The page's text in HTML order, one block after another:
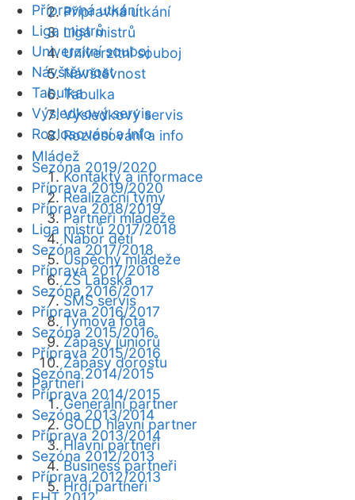
Přípravná utkání
Liga mistrů
Univerzitní souboj
Návštěvnost
Tabulka
Výsledkový servis
Rozlosování a info
Mládež
Kontakty a informace
Realizační týmy
Partneři mládeže
Nábor dětí
Úspěchy mládeže
ZŠ Labská
SMS servis
Týmová fota
Zápasy juniorů
Zápasy dorostu
Partneři
Generální partner
GOLD hlavní partner
Hlavní partneři
Business partneři
Hrdí partneři
Přípravná utkání
Liga mistrů
Univerzitní souboj
Návštěvnost
Tabulka
Výsledkový servis
Rozlosování a info
Sezóna 2019/2020
Příprava 2019/2020
Příprava 2018/2019
Liga mistrů 2017/2018
Sezóna 2017/2018
Příprava 2017/2018
Sezóna 2016/2017
Příprava 2016/2017
Sezóna 2015/2016
Příprava 2015/2016
Sezóna 2014/2015
Příprava 2014/2015
Sezóna 2013/2014
Příprava 2013/2014
Sezóna 2012/2013
Příprava 2012/2013